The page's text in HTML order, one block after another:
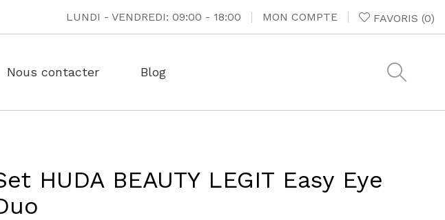
FAVORIS (0)
MON COMPTE
LUNDI - VENDREDI: 09:00 - 18:00
Nous contacter Blog
HUDA BEAUTY LEGIT Easy Eye